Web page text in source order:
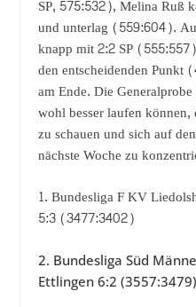
SP, 575:532), Melina Ruß
und unterlag (559:604).
knapp mit 2:2 SP
den entscheidenden
am Ende. Die
wohl besser laufen
zu schauen und sich auf
nächste Woche zu
1. Bundesliga F KV
5:3 (3477:3402)
2. Bundesliga Süd
Ettlingen 6:2 (3557:3479)